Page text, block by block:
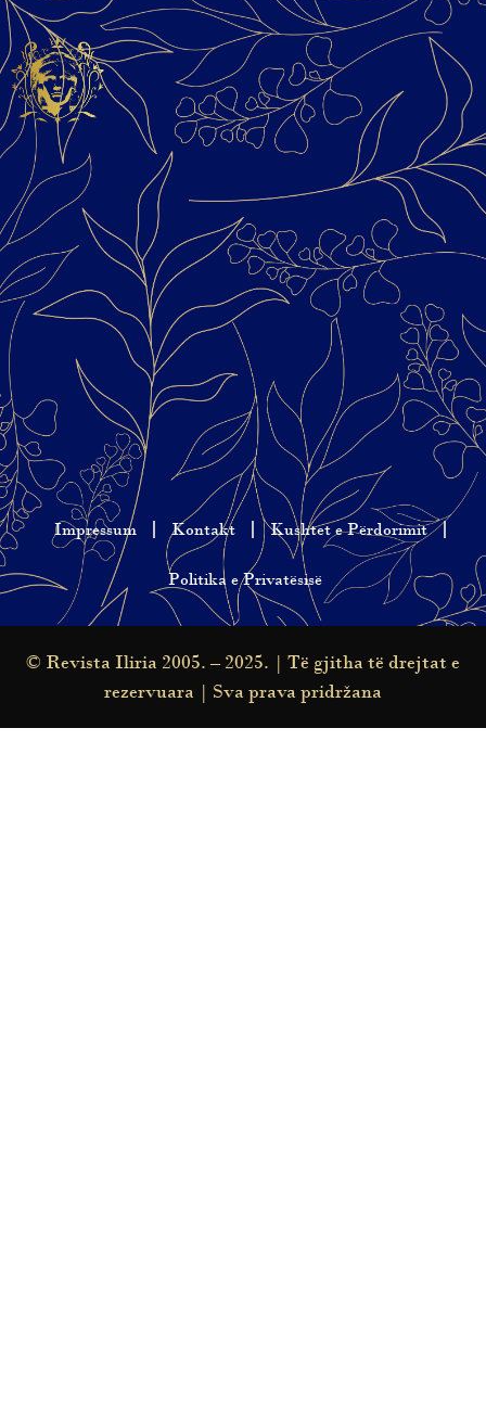
Impressum Kontakt Kushtet e Përdorimit
Politika e Privatësisë
© Revista Iliria 2005. – 2025. | Të gjitha të drejtat e
rezervuara | Sva prava pridržana